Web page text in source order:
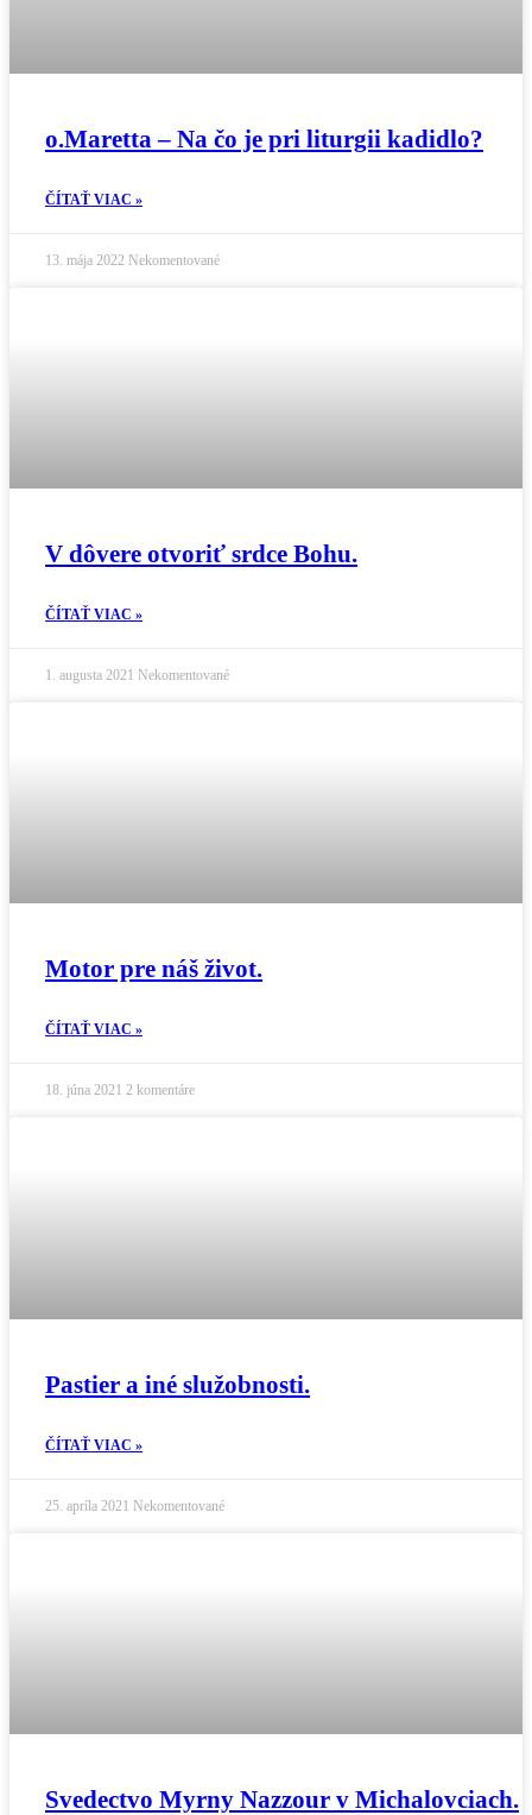
o.Maretta – Na čo je pri liturgii kadidlo?
ČÍTAŤ VIAC »
13. mája 2022 Nekomentované
V dôvere otvoriť srdce Bohu.
ČÍTAŤ VIAC »
1. augusta 2021 Nekomentované
Motor pre náš život.
ČÍTAŤ VIAC »
18. júna 2021 2 komentáre
Pastier a iné služobnosti.
ČÍTAŤ VIAC »
25. apríla 2021 Nekomentované
Svedectvo Myrny Nazzour v Michalovciach.